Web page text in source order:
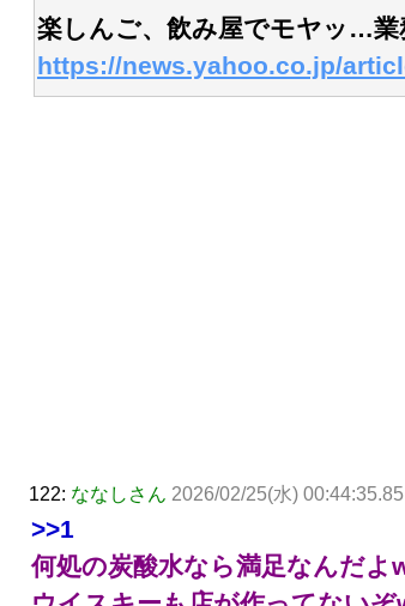
楽しんご、飲み屋でモヤッ…業
https://news.yahoo.co.jp/
122: ななしさん 2026/02/25(水)
>>1
何処の炭酸水なら満足なんだよ